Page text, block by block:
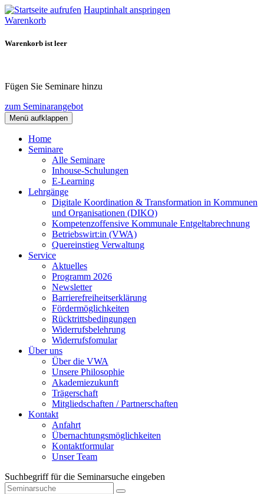
Hauptinhalt anspringen
Warenkorb
Warenkorb ist leer
Fügen Sie Seminare hinzu
zum Seminarangebot
Menü aufklappen
Home
Seminare
Alle Seminare
Inhouse-Schulungen
E-Learning
Lehrgänge
Digitale Koordination & Transformation in Kommunen
und Organisationen (DIKO)
Kompetenzoffensive Kommunale Entgeltabrechnung
Betriebswirt:in (VWA)
Quereinstieg Verwaltung
Service
Aktuelles
Programm 2026
Newsletter
Barrierefreiheitserklärung
Fördermöglichkeiten
Rücktrittsbedingungen
Widerrufsbelehrung
Widerrufsfomular
Über uns
Über die VWA
Unsere Philosophie
Akademiezukunft
Trägerschaft
Mitgliedschaften / Partnerschaften
Kontakt
Anfahrt
Übernachtungsmöglichkeiten
Kontaktformular
Unser Team
Suchbegriff für die Seminarsuche eingeben